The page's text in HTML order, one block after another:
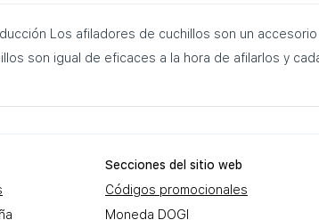
Los afiladores de cuchillos son un
son igual de eficaces a la hora de afilarlos y
Secciones del sitio web
Códigos promocionales
Moneda DOGI